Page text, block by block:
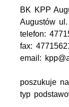
BK KPP
Augustów
telefon:
fax:
email:
poszukuje
typ